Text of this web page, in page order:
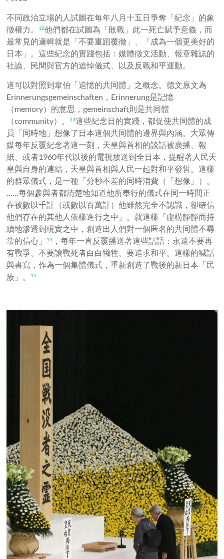
不同政治立場的人試圖在每年八月十五日爭奪「紀念」的象
徵權力
12他們都在試圖為「敗戰」此一死亡賦予意義，而
最常見的邏輯就是「不要重蹈覆徹」、「成為一個更美好的
日本」。這些紀念的實踐包括：媒體徵文活動、報章雜誌的
社論、民間與官方的追悼儀式、以及反戰和平運動。
這可以對照到韋伯「追憶的共同體」之概念。德文原文為
Erinnerungsgemeinschaften，Erinnerung是記憶
（memory）的意思，gemeinschaft則是共同體
（community）。
13這些紀念日的實踐，都促使共同體的成
員「同時地」想像了日本這個共同體的邊界與內涵。大眾傳
媒每年反覆紀念著這一刻，天皇與首相的談話被廣播、報
紙、或者1960年代以後的電視放送到全日本，提醒著人民天
皇與自身的連結，天皇與首相與人民一起對和平發誓。這樣
的群眾儀式，是一種「分秒不差的同時消費（「想像」）。
……每個參與者都清楚地知道他所奉行的儀式在同一時間正
在被數以千計（或數以百萬計）他雖然完全不認識，卻確信
他們存在的其他人依樣進行之中」。就這樣「虛構靜靜而持
續地滲透到現實之中，創造出人們對一個匿名的共同體不尋
常的信心」
14 ，每年一直反覆播送著這些話語：永遠不要再
有戰爭、不要讓戰死者白白犧牲、要追求和平。這樣的喊話
與書寫，作為一個集體儀式，重新創造了戰後的新日本「民
族」。
15